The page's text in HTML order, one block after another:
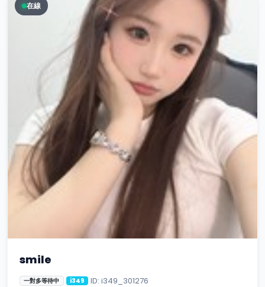
在線
smile
一對多等待中 i349 ID: i349_301276